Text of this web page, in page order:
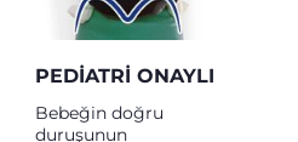
PEDIATRI ONAYLI
Bebeğin doğru
duruşunun